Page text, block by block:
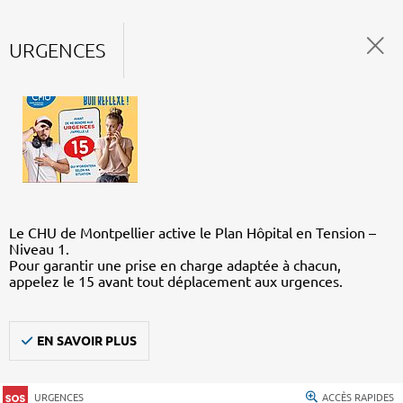
URGENCES
Le CHU de Montpellier active le Plan Hôpital en Tension –
Niveau 1.
Pour garantir une prise en charge adaptée à chacun,
appelez le 15 avant tout déplacement aux urgences.
EN SAVOIR PLUS
URGENCES ACCÈS RAPIDES